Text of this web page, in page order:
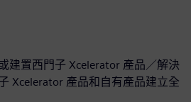
建置西門子 Xcelerator 產品／解決
Xcelerator 產品和自有產品建立全